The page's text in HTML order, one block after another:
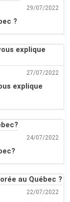
29/07/2022
?
27/07/2022
explique
24/07/2022
22/07/2022